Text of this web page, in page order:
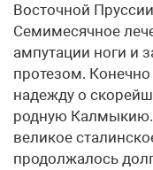
Восточной
Семимесячное
ампутации ноги и
протезом.
надежду о
родную Калмыкию.
великое
продолжалось